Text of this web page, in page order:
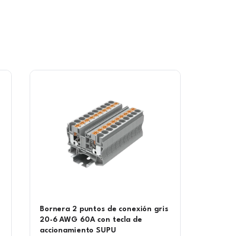
Bornera 2 puntos de conexión gris
20-6 AWG 60A con tecla de
accionamiento SUPU